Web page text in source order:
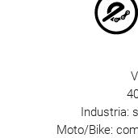
Industria:
Moto/Bike: